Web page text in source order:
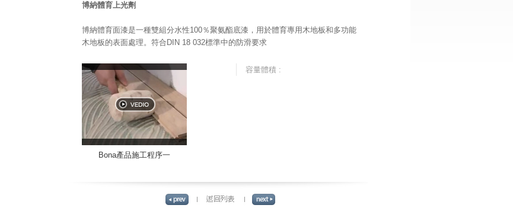
博納體育上光劑
博納體育面漆是一種雙組分水性100％聚氨酯底漆，用於體育專用木地板和多功能
木地板的表面處理。 符合DIN 18 032標準中的防滑要求
Bona產品施工程序一
容量體積 :